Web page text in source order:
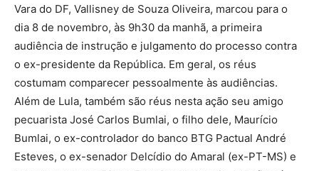
Vara do DF, Vallisney de Souza Oliveira, marcou para o
dia 8 de novembro, às 9h30 da manhã, a primeira
audiência de instrução e julgamento do processo contra
o ex-presidente da República. Em geral, os réus
costumam comparecer pessoalmente às audiências.
Além de Lula, também são réus nesta ação seu amigo
pecuarista José Carlos Bumlai, o filho dele, Maurício
Bumlai, o ex-controlador do banco BTG Pactual André
Esteves, o ex-senador Delcídio do Amaral (ex-PT-MS) e